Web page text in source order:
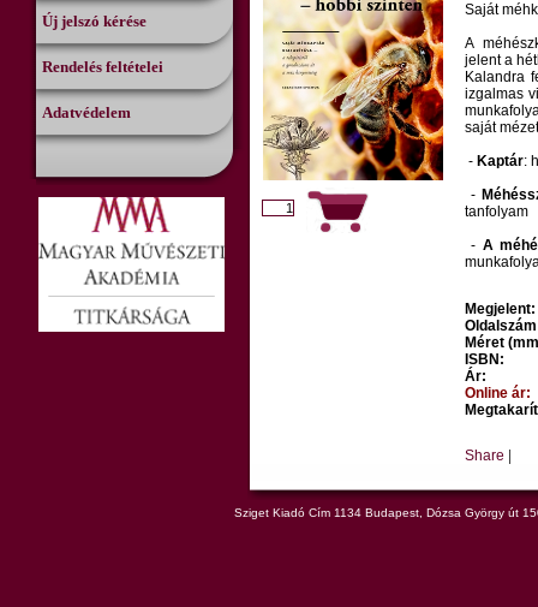
Új jelszó kérése
Rendelés feltételei
Adatvédelem
Saját
A
jelent a
Kalandra
izgalmas
saját
- Kaptár:
-
tanfolyam
- A
Megjelent:
Méret
ISBN:
Ár:
Online ár:
Share
Sziget Kiadó Cím 1134 Budapest, Dózsa György út